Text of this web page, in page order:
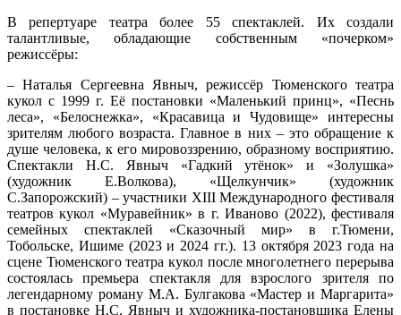
В репертуаре театра более 55 спектаклей. Их создали
талантливые, обладающие собственным «почерком»
режиссёры:
– Наталья Сергеевна Явныч, режиссёр Тюменского театра
кукол с 1999 г. Её постановки «Маленький принц», «Песнь
леса», «Белоснежка», «Красавица и Чудовище» интересны
зрителям любого возраста. Главное в них – это обращение к
душе человека, к его мировоззрению, образному восприятию.
Спектакли Н.С. Явныч «Гадкий утёнок» и «Золушка»
(художник Е.Волкова), «Щелкунчик» (художник
С.Запорожский) – участники XIII Международного фестиваля
театров кукол «Муравейник» в г. Иваново (2022), фестиваля
семейных спектаклей «Сказочный мир» в г.Тюмени,
Тобольске, Ишиме (2023 и 2024 гг.). 13 октября 2023 года на
сцене Тюменского театра кукол после многолетнего перерыва
состоялась премьера спектакля для взрослого зрителя по
легендарному роману М.А. Булгакова «Мастер и Маргарита»
в постановке Н.С. Явныч и художника-постановщика Елены